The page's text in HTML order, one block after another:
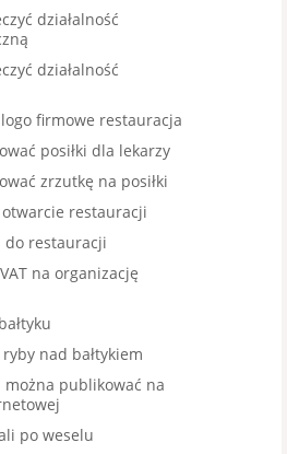
działalność
działalność
firmowe restauracja
posiłki dla lekarzy
zrzutkę na posiłki
otwarcie restauracji
do restauracji
na organizację
nad bałtykiem
można publikować na
po weselu